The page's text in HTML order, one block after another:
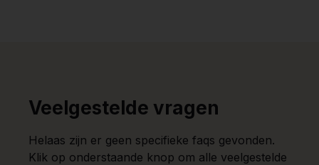
Veelgestelde vragen
Helaas zijn er geen specifieke faqs gevonden.
Klik op onderstaande knop om alle veelgestelde